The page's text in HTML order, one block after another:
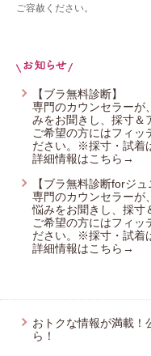
プレゼント・キャ
メールニュース登
お問い合わせ
よくあるご質問
CW-X
ご容赦ください。
【ブラ無料診断】
専門のカウンセラーが
みをお聞きし、採寸＆
ご希望の方にはフィッ
ださい。※採寸・試着
詳細情報はこちら→
【ブラ無料診断forジュ
専門のカウンセラーが
悩みをお聞きし、採寸
ご希望の方にはフィッ
ださい。※採寸・試着
詳細情報はこちら→
おトクな情報が満載！
ら！